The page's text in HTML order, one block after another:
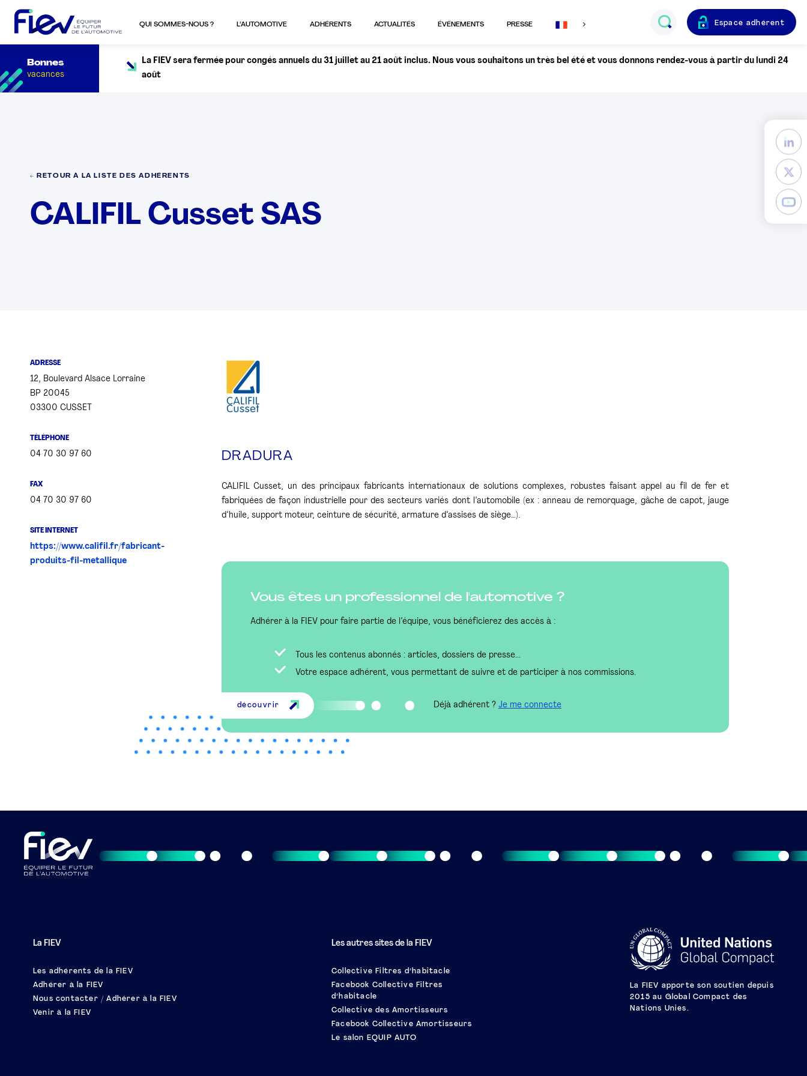
QUI SOMMES-NOUS ? L’AUTOMOTIVE ADHÉRENTS ACTUALITÉS ÉVÉNEMENTS PRESSE
Français
Espace adhérent
Bonnes
vacances
La FIEV sera fermée pour congés annuels du 31 juillet au 21 août inclus. Nous vous souhaitons un très bel été et vous donnons rendez-vous à partir du lundi 24
août
← RETOUR À LA LISTE DES ADHÉRENTS
CALIFIL Cusset SAS
ADRESSE
12, Boulevard Alsace Lorraine
BP 20045
03300 CUSSET
TÉLÉPHONE
04 70 30 97 60
FAX
04 70 30 97 60
SITE INTERNET
https://www.califil.fr/fabricant-
produits-fil-metallique
DRADURA
CALIFIL Cusset, un des principaux fabricants internationaux de solutions complexes, robustes faisant appel au fil de fer et
fabriquées de façon industrielle pour des secteurs variés dont l’automobile (ex : anneau de remorquage, gâche de capot, jauge
d’huile, support moteur, ceinture de sécurité, armature d’assises de siège…).
Vous êtes un professionnel de l'automotive ?
Adhérer à la FIEV pour faire partie de l’équipe, vous bénéficierez des accès à :
Tous les contenus abonnés : articles, dossiers de presse...
Votre espace adhérent, vous permettant de suivre et de participer à nos commissions.
découvrir Déjà adhérent ? Je me connecte
La FIEV
Les adhérents de la FIEV
Adhérer à la FIEV
Nous contacter / Adhérer à la FIEV
Venir à la FIEV
Les autres sites de la FIEV
Collective Filtres d’habitacle
Facebook Collective Filtres
d’habitacle
Collective des Amortisseurs
Facebook Collective Amortisseurs
Le salon EQUIP AUTO
La FIEV apporte son soutien depuis
2015 au Global Compact des
Nations Unies.